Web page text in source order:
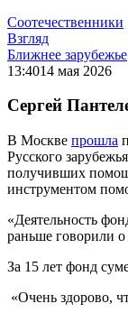
Соотечественники
Взгляд
Ближнее зарубежье
13:4014 мая 2026
Сергей
В Москве прошла
Русского
получивших
инструментом
«Деятельность
раньше говорили
За 15 лет фонд
«Очень здорово,